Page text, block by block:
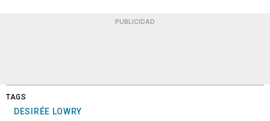
PUBLICIDAD
TAGS
DESIRÉE LOWRY